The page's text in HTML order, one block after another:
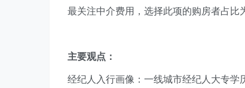
最关注中介费用，选择此项的购房者占比
主要观点：
经纪人入行画像：一线城市经纪人大专